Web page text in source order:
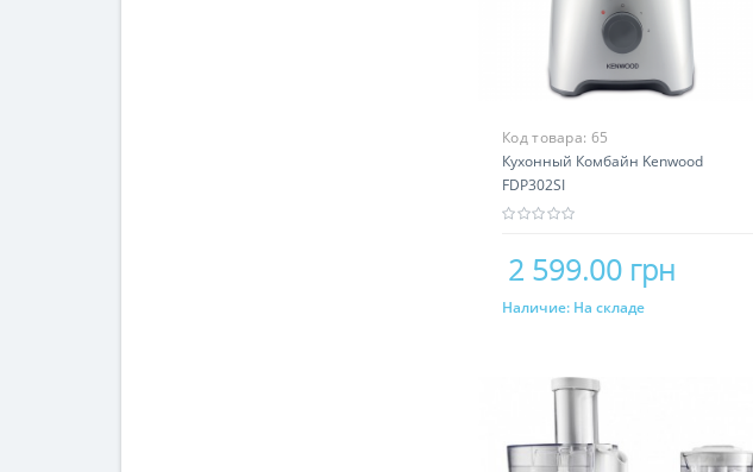
Код товара: 65
Кухонный Комбайн Kenwood
FDP302SI
2 599.00 грн
Купить
Наличие: На складе